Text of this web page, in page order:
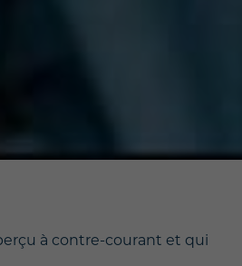
à contre-courant et qui